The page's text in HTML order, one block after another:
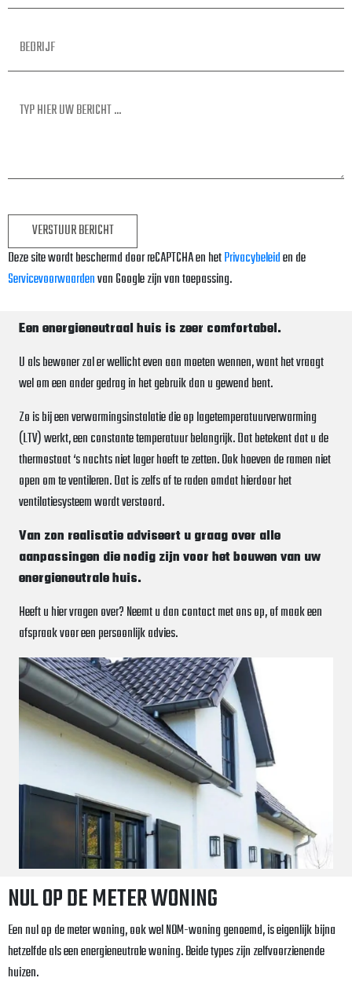
Deze site wordt beschermd door reCAPTCHA en hetPrivacybeleiden de
Servicevoorwaardenvan Google zijn van toepassing.
Een energieneutraal huis is zeer comfortabel.
U als bewoner zal er wellicht even aan moeten wennen, want het vraagt
wel om een ander gedrag in het gebruik dan u gewend bent.
Zo is bij een verwarmingsinstalatie die op lagetemperatuurverwarming
(LTV) werkt, een constante temperatuur belangrijk. Dat betekent dat u de
thermostaat ‘s nachts niet lager hoeft te zetten. Ook hoeven de ramen niet
open om te ventileren. Dat is zelfs af te raden omdat hierdoor het
ventilatiesysteem wordt verstoord.
Van zon realisatie adviseert u graag over alle
aanpassingen die nodig zijn voor het bouwen van uw
energieneutrale huis.
Heeft u hier vragen over? Neemt u dan contact met ons op, of maak een
afspraak voor een persoonlijk advies.
NUL OP DE METER WONING
Een nul op de meter woning, ook wel NOM-woning genoemd, is eigenlijk bijna
hetzelfde als een energieneutrale woning. Beide types zijn zelfvoorzienende
huizen.